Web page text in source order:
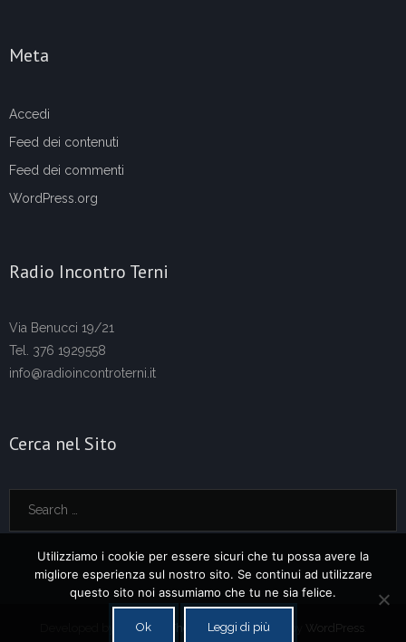
Meta
Accedi
Feed dei contenuti
Feed dei commenti
WordPress.org
Radio Incontro Terni
Via Benucci 19/21
Tel. 376 1929558
info@radioincontroterni.it
Cerca nel Sito
Think Up Themes Ltd. Powered by WordPress
Utilizziamo i cookie per essere sicuri che tu possa avere la
migliore esperienza sul nostro sito. Se continui ad utilizzare
questo sito noi assumiamo che tu ne sia felice.
Ok Leggi di più